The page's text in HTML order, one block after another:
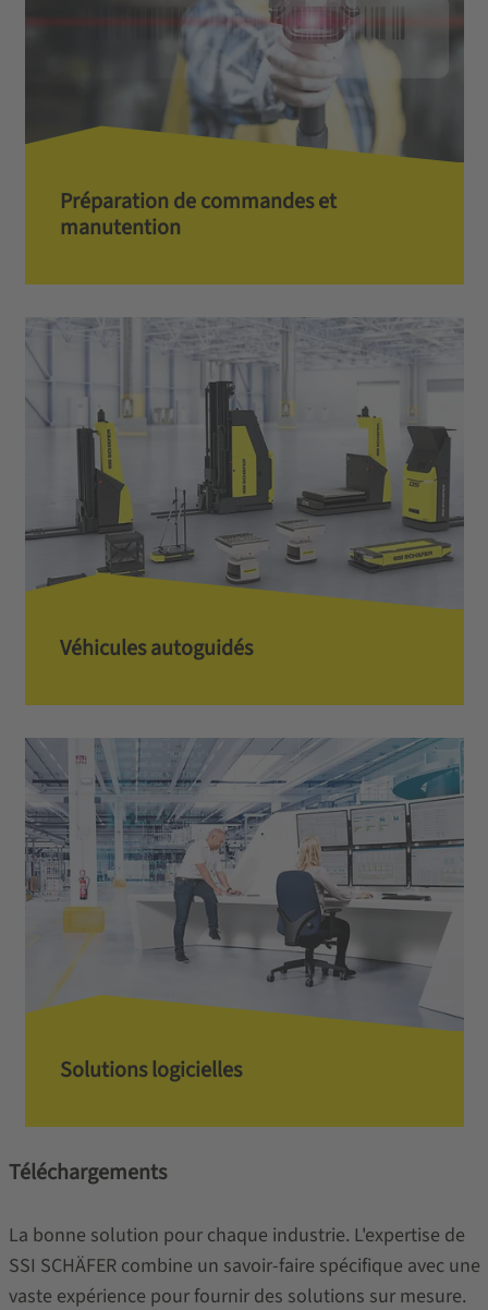
Préparation de commandes­ et
manutention
Véhicules autoguidés
Solutions logicielles
Téléchargements
La bonne solution pour chaque industrie. L'expertise de
SSI SCHÄFER combine un savoir-faire spécifique avec une
vaste expérience pour fournir des solutions sur mesure.